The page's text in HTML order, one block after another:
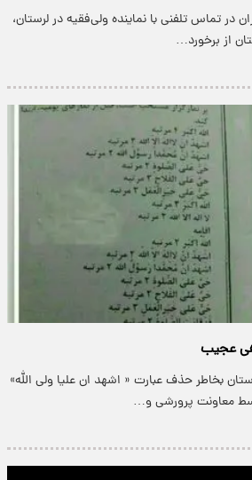
در تماس تلفنی با نماینده ولی‌فقیه در لرستان،
از برخورد…
عجیب
بخاطر حذف عبارت « اشهد ان علیا ولی الله»
معاونت پرورشی و…